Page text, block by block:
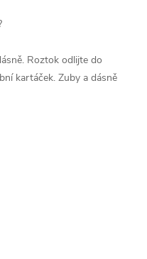
Roztok odlijte do
kartáček. Zuby a dásně